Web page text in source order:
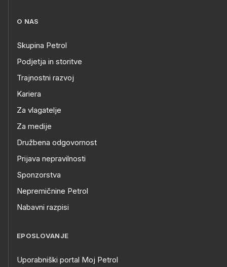
O NAS
Skupina Petrol
Podjetja in storitve
Trajnostni razvoj
Kariera
Za vlagatelje
Za medije
Družbena odgovornost
Prijava nepravilnosti
Sponzorstva
Nepremičnine Petrol
Nabavni razpisi
EPOSLOVANJE
Uporabniški portal Moj Petrol